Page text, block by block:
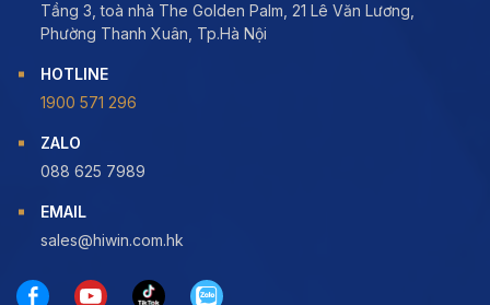
Tầng 3, toà nhà The Golden Palm, 21 Lê Văn Lương,
Phường Thanh Xuân, Tp.Hà Nội
HOTLINE
1900 571 296
ZALO
088 625 7989
EMAIL
sales@hiwin.com.hk